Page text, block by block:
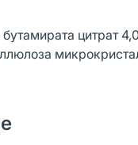
цитрат